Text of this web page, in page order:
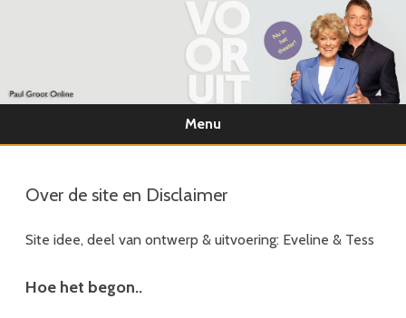
Menu
de
Over de site en Disclaimer
Site idee, deel van ontwerp & uitvoering: Eveline & Tess
Hoe het begon..